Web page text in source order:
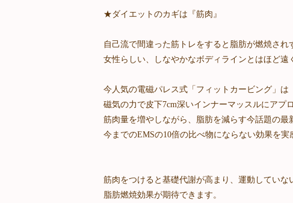
★ダイエットのカギは『筋肉』
自己流で間違った筋トレをすると脂肪が燃焼され
女性らしい、しなやかなボディラインとはほど遠
今人気の電磁パレス式「フィットカービング」は
磁気の力で皮下7cm深いインナーマッスルにアプ
筋肉量を増やしながら、脂肪を減らす今話題の最
今までのEMSの10倍の比べ物にならない効果を実
筋肉をつけると基礎代謝が高まり、運動していな
脂肪燃焼効果が期待できます。